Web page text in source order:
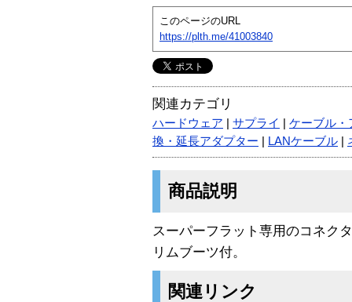
このページのURL
https://plth.me/41003840
関連カテゴリ
ハードウェア サプライ
ケーブル・
換・延長アダプター
LANケーブル
商品説明
スーパーフラット専用のコネク
リムブーツ付。
関連リンク